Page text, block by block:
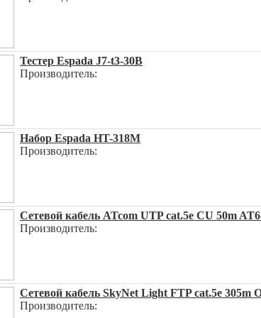
Тестер Espada J7-t3-30В
Производитель:
Набор Espada HT-318M
Производитель:
Сетевой кабель ATcom UTP cat.5e CU 50m
Производитель:
Сетевой кабель SkyNet Light FTP cat.5e
Производитель: